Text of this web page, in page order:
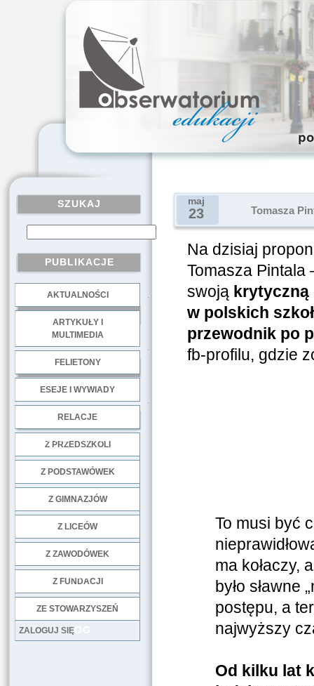
SZUKAJ
PUBLIKACJE
AKTUALNOŚCI
ARTYKUŁY I
MULTIMEDIA
FELIETONY
ESEJE I WYWIADY
RELACJE
Z PRZEDSZKOLI
Z PODSTAWÓWEK
Z GIMNAZJÓW
Z LICEÓW
Z ZAWODÓWEK
Z FUNDACJI
ZE STOWARZYSZEŃ
LOG
ZALOGUJ SIĘ
maj
23 Tomasza
Na dzisiaj
Tomasza Pintala
swoją krytyczną
w polskich
przewodnik po
fb-profilu, gdzie
To musi być
ma kołaczy,
było sławne
postępu, a
najwyższy
Od kilku lat